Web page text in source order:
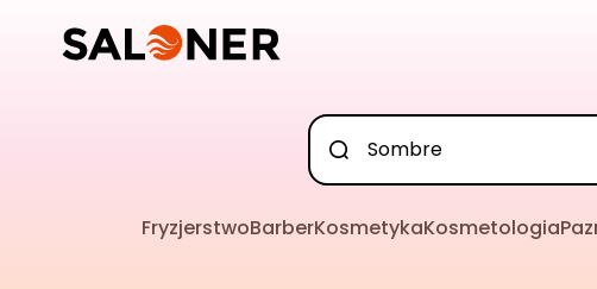
FryzjerstwoBarberKosmetykaKosmetologia